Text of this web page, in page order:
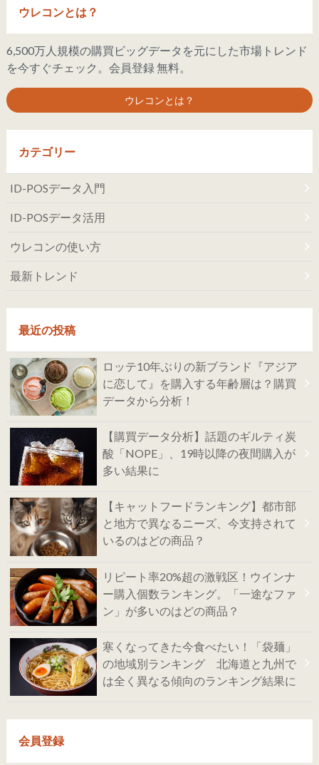
ウレコンとは？
6,500万人規模の購買ビッグデータを元にした市場トレンド
を今すぐチェック。会員登録 無料。
ウレコンとは？
カテゴリー
ID-POSデータ入門
ID-POSデータ活用
ウレコンの使い方
最新トレンド
最近の投稿
ロッテ10年ぶりの新ブランド『アジア
に恋して』を購入する年齢層は？購買
データから分析！
【購買データ分析】話題のギルティ炭
酸「NOPE」、19時以降の夜間購入が
多い結果に
【キャットフードランキング】都市部
と地方で異なるニーズ、今支持されて
いるのはどの商品？
リピート率20%超の激戦区！ウインナ
ー購入個数ランキング。「一途なファ
ン」が多いのはどの商品？
寒くなってきた今食べたい！「袋麺」
の地域別ランキング 北海道と九州で
は全く異なる傾向のランキング結果に
会員登録